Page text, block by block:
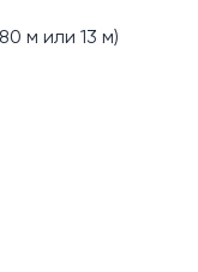
м или 13 м)